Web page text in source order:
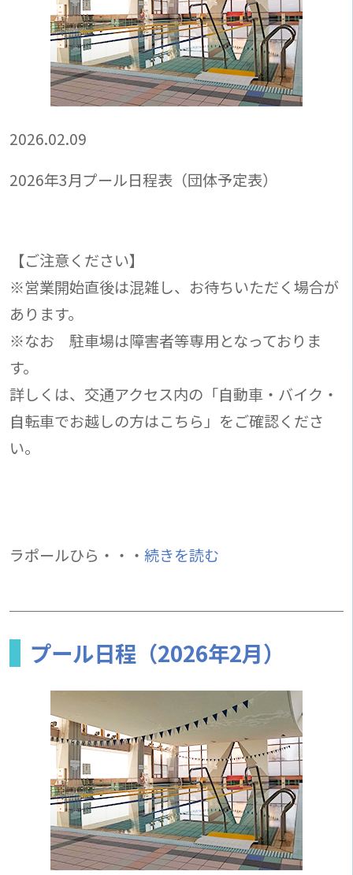
2026.02.09
2026年3月プール日程表（団体予定表）
【ご注意ください】
※営業開始直後は混雑し、お待ちいただく場合が
あります。
※なお 駐車場は障害者等専用となっておりま
す。
詳しくは、交通アクセス内の「自動車・バイク・
自転車でお越しの方はこちら」をご確認くださ
い。
ラポールひら・・・ 続きを読む
プール日程（2026年2月）